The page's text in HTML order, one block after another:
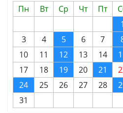
Пн
Вт Ср Чт Пт
1
3
4 5 6 7
10
11 12 13 14
17
18 19 20 21
24
25 26 27 28
31